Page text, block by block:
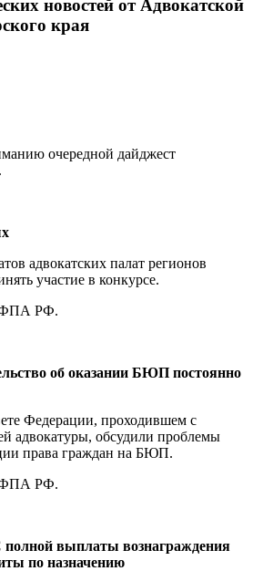
новостей от Адвокатской
края
очередной дайджест
адвокатских палат регионов
участие в конкурсе.
ФПА РФ.
об оказании БЮП постоянно
Федерации, проходившем с
адвокатуры, обсудили проблемы
права граждан на БЮП.
ФПА РФ.
выплаты вознаграждения
по назначению